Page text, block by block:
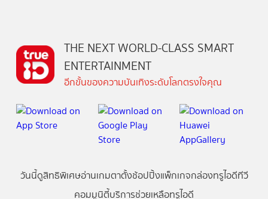
THE NEXT WORLD-CLASS SMART
ENTERTAINMENT
อีกขั้นของความบันเทิงระดับโลกตรงใจคุณ
วันนี้ดูสิทธิพิเศษอ่านเกมตาตั้งช้อปปิ้งแพ็กเกจกล่องทรูไอดีทีวี
คอมมูนิตี้บริการช่วยเหลือทรูไอดี